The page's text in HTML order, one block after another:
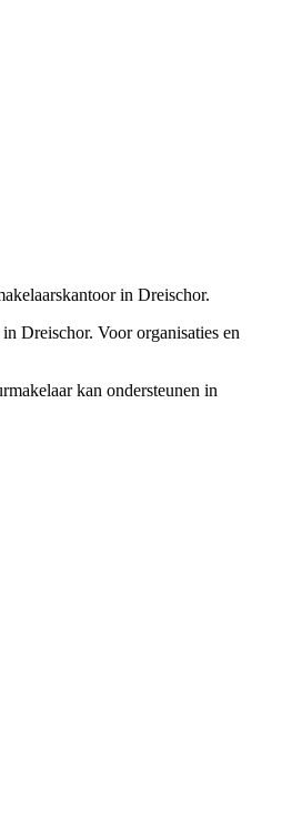
in Dreischor.
Dreischor. Voor organisaties en
kan ondersteunen in